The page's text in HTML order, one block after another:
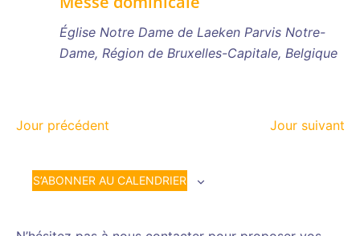
Église Notre Dame de Laeken Parvis Notre-
Dame, Région de Bruxelles-Capitale, Belgique
Jour précédent Jour suivant
S’ABONNER AU CALENDRIER